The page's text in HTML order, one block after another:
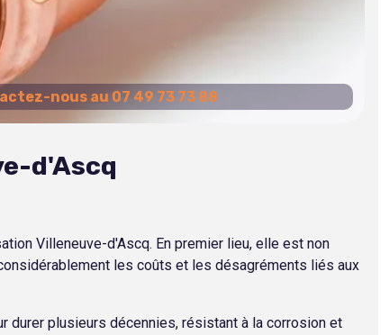
nous au 07 49 73 73 88
d'Ascq
Villeneuve-d'Ascq. En premier lieu, elle est non
les coûts et les désagréments liés aux
durer plusieurs décennies, résistant à la corrosion et